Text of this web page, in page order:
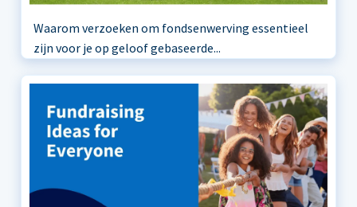
Waarom verzoeken om fondsenwerving essentieel
zijn voor je op geloof gebaseerde...